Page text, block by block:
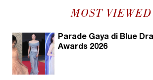
MOST VIEWED
Parade Gaya di Blue
Awards 2026